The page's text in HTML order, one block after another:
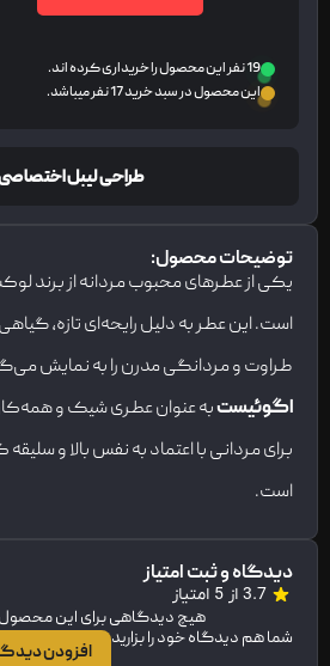
19 نفر این محصول را خریداری کرده اند.
این محصول در سبد خرید 17 نفر میباشد.
طراحی لیبل اختصاصی
توضیحات محصول:
یکی از عطرهای محبوب مردانه از برند
است. این عطر به دلیل رایحه‌ای تازه،
طراوت و مردانگی مدرن را به نمایش
اگوئیستبه عنوان عطری شیک و
برای مردانی با اعتماد به نفس بالا و
است.
دیدگاه و ثبت امتیاز
3.7 از 5 امتیاز
هیچ دیدگاهی برای این محصول
شما هم دیدگاه خود را بزارید
افزودن دیدگاه